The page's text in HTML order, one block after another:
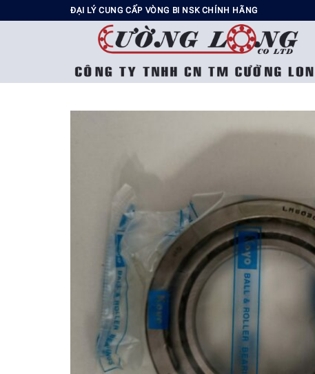
đến
ĐẠI LÝ CUNG CẤP VÒNG BI NSK CHÍNH HÃNG